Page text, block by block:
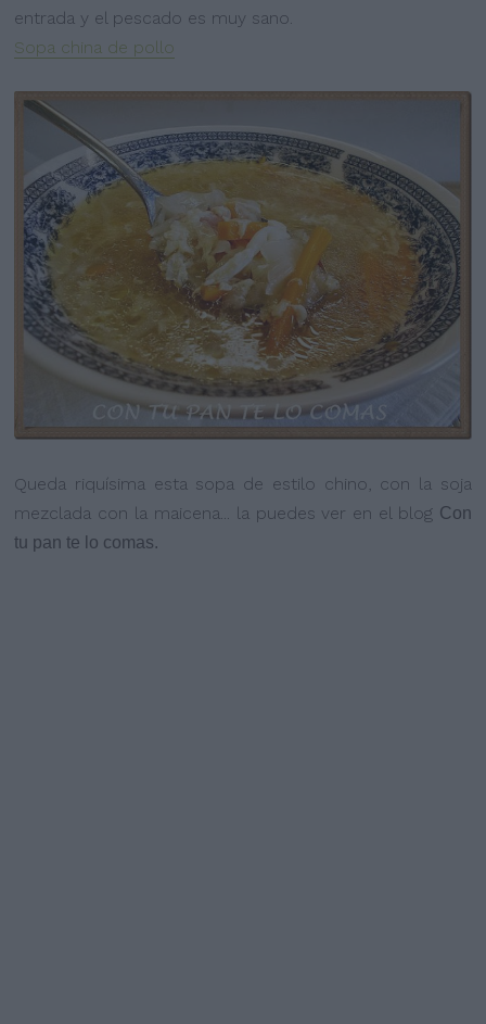
entrada y el pescado es muy sano.
Sopa china de pollo
Queda riquísima esta sopa de estilo chino, con la soja
mezclada con la maicena... la puedes ver en el blog Con
tu pan te lo comas.